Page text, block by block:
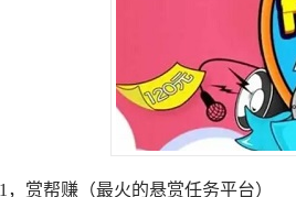
1，赏帮赚 （最火的悬赏任务平台）